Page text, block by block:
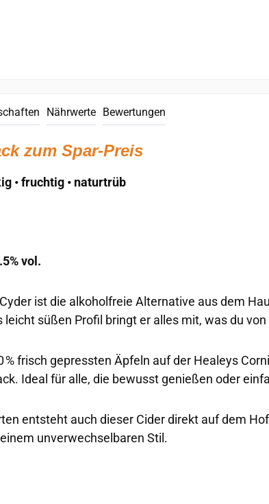
Nährwerte Bewertungen
zum Spar-Preis
• fruchtig • naturtrüb
vol.
ist die alkoholfreie Alternative aus dem
süßen Profil bringt er alles mit, was du
% frisch gepressten Äpfeln auf der Healeys
Ideal für alle, die bewusst genießen oder
entsteht auch dieser Cider direkt auf dem
unverwechselbaren Stil.